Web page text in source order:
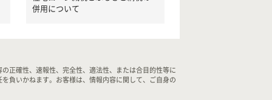
併用について
正確性、速報性、完全性、適法性、または合目的性等に
負いかねます。お客様は、情報内容に関して、ご自身の